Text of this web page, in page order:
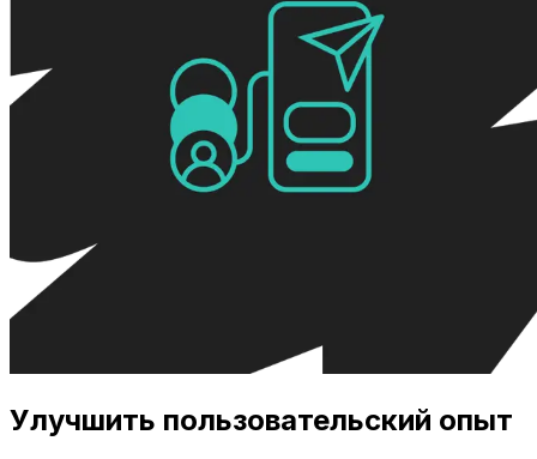
Улучшить пользовательский опыт